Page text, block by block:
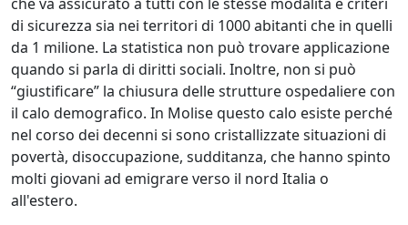
di sicurezza sia nei territori di 1000 abitanti che in quelli
da 1 milione. La statistica non può trovare applicazione
quando si parla di diritti sociali. Inoltre, non si può
“giustificare” la chiusura delle strutture ospedaliere con
il calo demografico. In Molise questo calo esiste perché
nel corso dei decenni si sono cristallizzate situazioni di
povertà, disoccupazione, sudditanza, che hanno spinto
molti giovani ad emigrare verso il nord Italia o
all'estero.